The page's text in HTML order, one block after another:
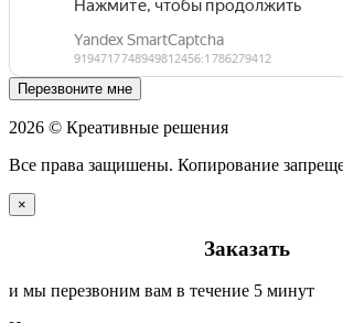
Перезвоните мне
2026 © Креативные решения
Все права защишены. Копирование
×
Заказать
и мы перезвоним вам в течение 5 минут